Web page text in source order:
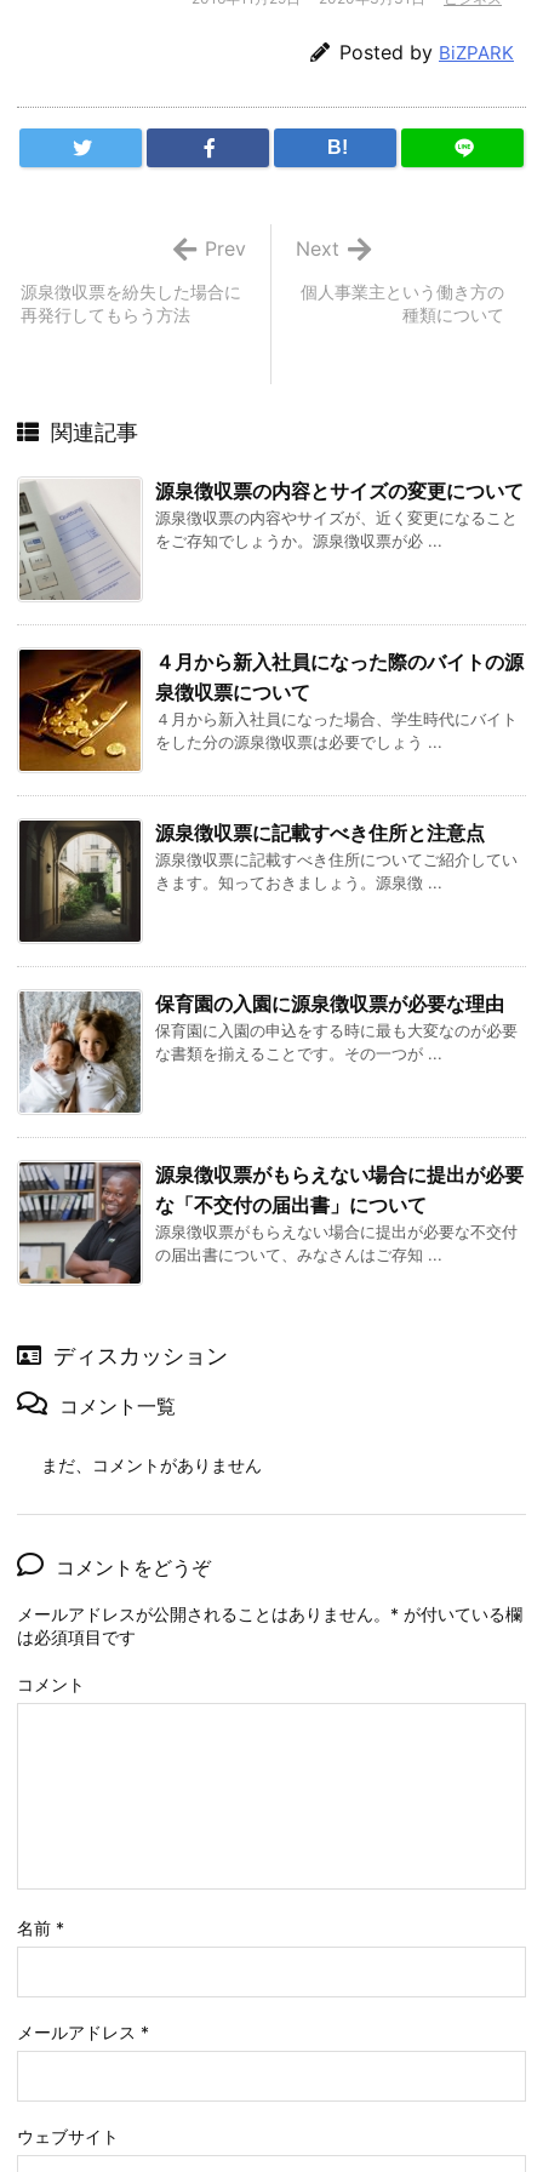
Posted by BiZPARK
B!
個人事業主という働き方の
種類について
Next
源泉徴収票を紛失した場合に
再発行してもらう方法
Prev
関連記事
源泉徴収票の内容とサイズの変更について
源泉徴収票の内容やサイズが、近く変更になること
をご存知でしょうか。源泉徴収票が必 ...
４月から新入社員になった際のバイトの源
泉徴収票について
４月から新入社員になった場合、学生時代にバイト
をした分の源泉徴収票は必要でしょう ...
源泉徴収票に記載すべき住所と注意点
源泉徴収票に記載すべき住所についてご紹介してい
きます。知っておきましょう。源泉徴 ...
保育園の入園に源泉徴収票が必要な理由
保育園に入園の申込をする時に最も大変なのが必要
な書類を揃えることです。その一つが ...
源泉徴収票がもらえない場合に提出が必要
な「不交付の届出書」について
源泉徴収票がもらえない場合に提出が必要な不交付
の届出書について、みなさんはご存知 ...
ディスカッション
コメント一覧
まだ、コメントがありません
コメントをどうぞ
メールアドレスが公開されることはありません。 * が付いている欄
は必須項目です
コメント
名前 *
メールアドレス *
ウェブサイト